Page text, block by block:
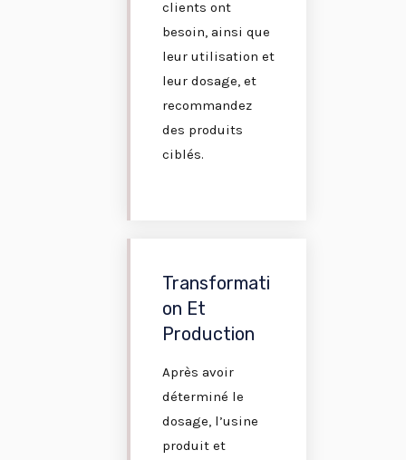
clients ont
besoin, ainsi que
leur utilisation et
leur dosage, et
recommandez
des produits
ciblés.
Transformati
On Et
Production
Après avoir
déterminé le
dosage, l’usine
produit et